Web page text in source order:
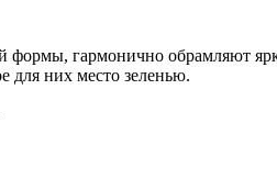
гармонично обрамляют
для них место зеленью.